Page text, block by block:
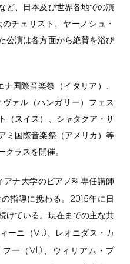
ど、日本及び世界各地での演
チェリスト、ヤーノシュ・
公演は各方面から絶賛を浴び
ナ国際音楽祭（イタリア）、
ァル（ハンガリー）フェス
（スイス）、シャタクア・サ
ミ国際音楽祭（アメリカ）等
ラスを開催。
アナ大学のピアノ科専任講師
指導に携わる。 2015年に日
けている。現在までの主な共
ーニ（Vl.)、レオニダス・カ
フー（Vl.)、ウィリアム・プ